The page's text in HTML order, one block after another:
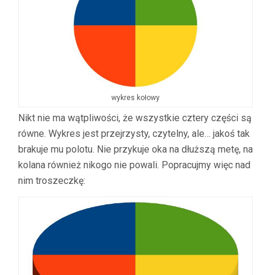
wykres kołowy
Nikt nie ma wątpliwości, że wszystkie cztery części są
równe. Wykres jest przejrzysty, czytelny, ale… jakoś tak
brakuje mu polotu. Nie przykuje oka na dłuższą metę, na
kolana również nikogo nie powali. Popracujmy więc nad
nim troszeczkę: